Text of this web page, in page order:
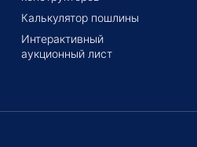
Калькулятор пошлины
Интерактивный
аукционный лист